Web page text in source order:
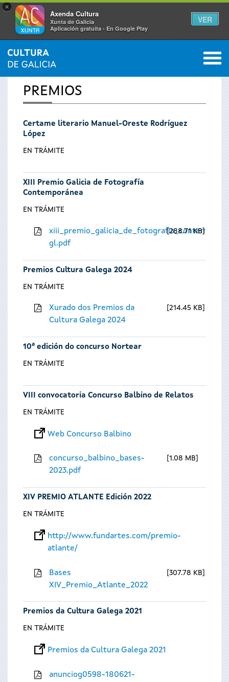
×
Axenda Cultura
Xunta de Galicia
Aplicación gratuíta - En Google Play
VER
Vostede
está
aquí
INICIO 0
PREMIOS
Certame literario Manuel-Oreste Rodríguez
López
EN TRÁMITE
XIII Premio Galicia de Fotografía
Contemporánea
EN TRÁMITE
gl.pdf
288.71 KB
Premios Cultura Galega 2024
EN TRÁMITE
Xurado dos Premios da
Cultura Galega 2024
214.45 KB
10ª edición do concurso Nortear
EN TRÁMITE
VIII convocatoria Concurso Balbino de Relatos
EN TRÁMITE
Web Concurso Balbino
concurso_balbino_bases-
2023.pdf
1.08 MB
XIV PREMIO ATLANTE Edición 2022
EN TRÁMITE
http://www.fundartes.com/premio-
atlante/
Bases
XIV_Premio_Atlante_2022
307.78 KB
Premios da Cultura Galega 2021
EN TRÁMITE
Premios da Cultura Galega 2021
anunciog0598-180621-